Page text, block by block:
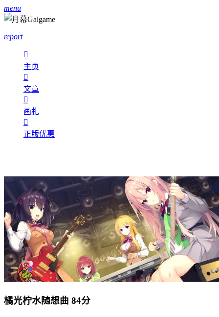
menu
report

主页

文章

画札

正版优惠
橘光柠水随想曲 84分